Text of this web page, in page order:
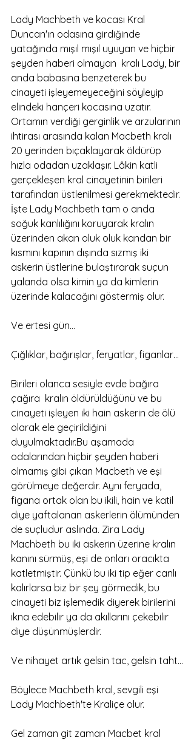
Lady Machbeth ve kocası Kral
Duncan'ın odasına girdiğinde
yatağında mışıl mışıl uyuyan ve hiçbir
şeyden haberi olmayan  kralı Lady, bir
anda babasına benzeterek bu
cinayeti işleyemeyeceğini söyleyip
elindeki hançeri kocasına uzatır.
Ortamın verdiği gerginlik ve arzularının
ihtirası arasında kalan Macbeth kralı
20 yerinden bıçaklayarak öldürüp
hızla odadan uzaklaşır. Lâkin katli
gerçekleşen kral cinayetinin birileri
tarafından üstlenilmesi gerekmektedir.
İşte Lady Machbeth tam o anda
soğuk kanlılığını koruyarak kralın
üzerinden akan oluk oluk kandan bir
kısmını kapının dışında sızmış iki
askerin üstlerine bulaştırarak suçun
yalanda olsa kimin ya da kimlerin
üzerinde kalacağını göstermiş olur.
Ve ertesi gün…
Çığlıklar, bağırışlar, feryatlar, figanlar…
Birileri olanca sesiyle evde bağıra
çağıra  kralın öldürüldüğünü ve bu
cinayeti işleyen iki hain askerin de ölü
olarak ele geçirildiğini
duyulmaktadır.Bu aşamada
odalarından hiçbir şeyden haberi
olmamış gibi çıkan Macbeth ve eşi
görülmeye değerdir. Aynı feryada,
figana ortak olan bu ikili, hain ve katil
diye yaftalanan askerlerin ölümünden
de suçludur aslında. Zira Lady
Machbeth bu iki askerin üzerine kralın
kanını sürmüş, eşi de onları oracıkta
katletmiştir. Çünkü bu iki tip eğer canlı
kalırlarsa biz bir şey görmedik, bu
cinayeti biz işlemedik diyerek birilerini
ikna edebilir ya da akıllarını çekebilir
diye düşünmüşlerdir.
Ve nihayet artık gelsin tac, gelsin taht…
Böylece Machbeth kral, sevgili eşi
Lady Machbeth'te Kraliçe olur.
Gel zaman git zaman Macbet kral